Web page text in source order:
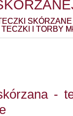
I TORBY
-